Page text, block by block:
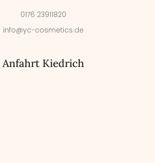
0176 23911820
info@yc-cosmetics.de
Anfahrt Kiedrich